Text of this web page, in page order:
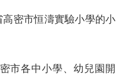
密市恒濤實驗小學的小
各中小學、幼兒園開